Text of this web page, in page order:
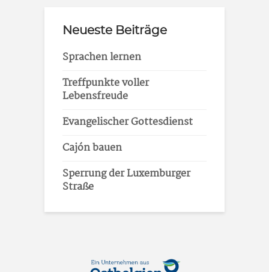
Neueste Beiträge
Sprachen lernen
Treffpunkte voller
Lebensfreude
Evangelischer Gottesdienst
Cajón bauen
Sperrung der Luxemburger
Straße